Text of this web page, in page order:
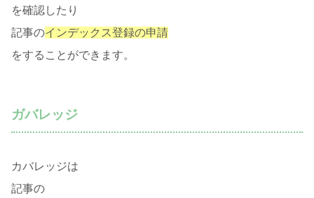
を確認したり
記事のインデックス登録の申請
をすることができます。
ガバレッジ
カバレッジは
記事の